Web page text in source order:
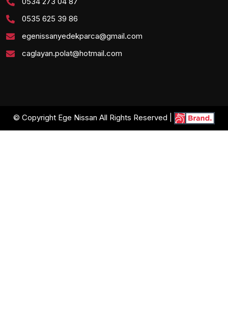
0535 625 39 86
egenissanyedekparca@gmail.com
caglayan.polat@hotmail.com
© Copyright Ege Nissan All Rights Reserved |